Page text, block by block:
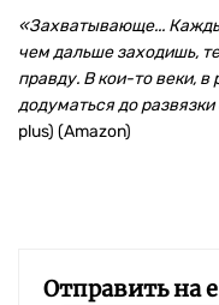
«Захватывающе...
чем дальше заходишь,
правду. В кои-то веки,
додуматься до
plus) (Amazon)
Отправить на